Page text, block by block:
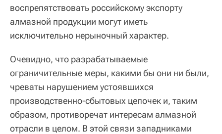
воспрепятствовать российскому экспорту
алмазной продукции могут иметь
исключительно нерыночный характер.
Очевидно, что разрабатываемые
ограничительные меры, какими бы они ни были,
чреваты нарушением устоявшихся
производственно-сбытовых цепочек и, таким
образом, противоречат интересам алмазной
отрасли в целом. В этой связи западниками